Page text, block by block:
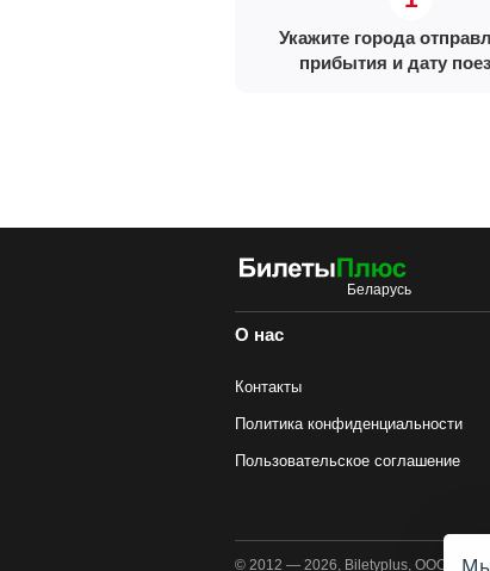
Укажите города
прибытия и дату
О нас
Контакты
Политика конфиденциальности
Пользовательское соглашение
© 2012 — 2026, Biletyplus, ООО